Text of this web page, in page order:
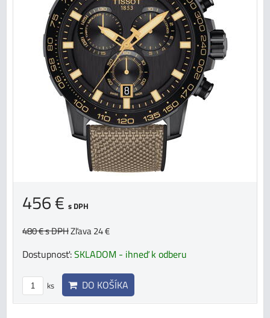
456 € s DPH
480 €s DPHZľava 24 €
Dostupnosť:SKLADOM - ihneď k odberu
ks DO KOŠÍKA